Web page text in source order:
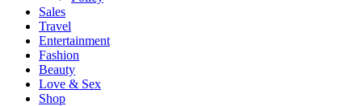
Sales
Travel
Entertainment
Fashion
Beauty
Love & Sex
Shop